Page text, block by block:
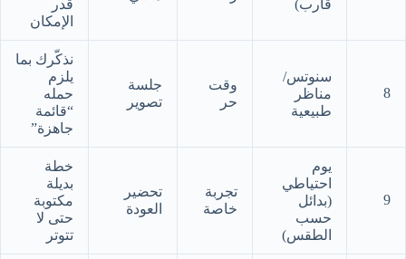
قارب)
قدر
الإمكان
8
سنوتس/
مناظر
طبيعية
وقت
حر
جلسة
تصوير
نذكّرك بما
يلزم
حمله
“قائمة
جاهزة”
9
يوم
احتياطي
(بدائل
حسب
الطقس)
تجربة
خاصة
تحضير
العودة
خطة
بديلة
مكتوبة
حتى لا
تتوتر